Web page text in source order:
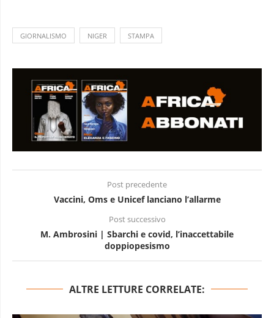
GIORNALISMO NIGER STAMPA
Post precedente
Vaccini, Oms e Unicef lanciano l’allarme
Post successivo
M. Ambrosini | Sbarchi e covid, l’inaccettabile
doppiopesismo
ALTRE LETTURE CORRELATE: